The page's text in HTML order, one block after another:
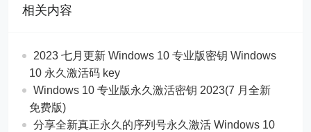
相关内容
2023 七月更新 Windows 10 专业版密钥 Windows
10 永久激活码 key
Windows 10 专业版永久激活密钥 2023(7 月全新
免费版)
分享全新真正永久的序列号永久激活 Windows 10